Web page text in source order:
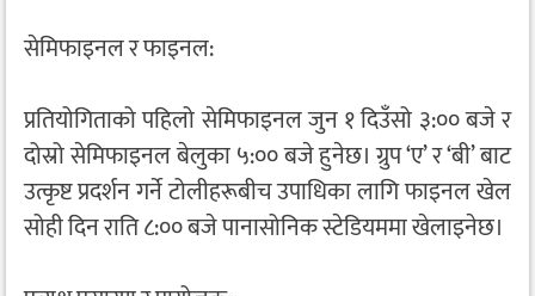
सेमिफाइनल र फाइनल:
प्रतियोगिताको पहिलो सेमिफाइनल जुन १ दिउँसो ३:०० बजे र
दोस्रो सेमिफाइनल बेलुका ५:०० बजे हुनेछ। ग्रुप ‘ए’ र ‘बी’ बाट
उत्कृष्ट प्रदर्शन गर्ने टोलीहरूबीच उपाधिका लागि फाइनल खेल
सोही दिन राति ८:०० बजे पानासोनिक स्टेडियममा खेलाइनेछ।